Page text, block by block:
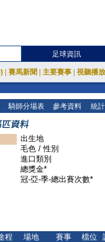
足球資訊
賽馬新聞 主要賽事 視聽播
騎師分場表 參考資料 統
出生地
毛色 / 性別
進口類別
總獎金*
冠-亞-季-總出賽次數*
程
場地
賽事
檔位